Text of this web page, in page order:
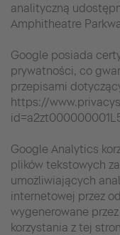
analityczną
Amphitheatre
Google posiada
prywatności, co
przepisami
https://
Google Analytics
plików tekstowych
umożliwiających
internetowej przez
wygenerowane
korzystania z tej